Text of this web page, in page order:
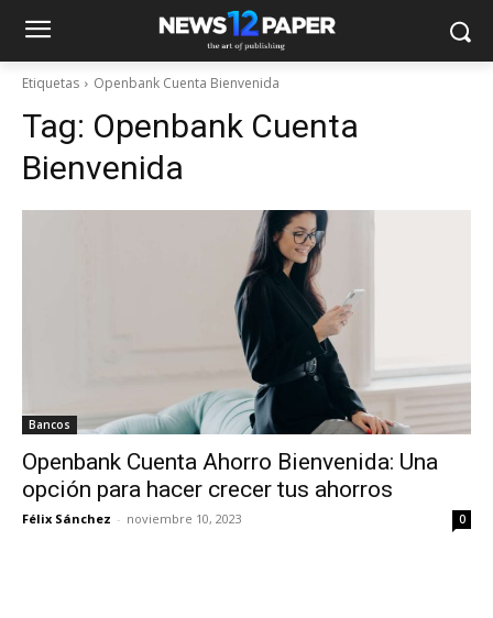
Etiquetas Openbank Cuenta Bienvenida
Tag: Openbank Cuenta
Bienvenida
Bancos
Openbank Cuenta Ahorro Bienvenida: Una
opción para hacer crecer tus ahorros
Félix Sánchez - noviembre 10, 2023 0